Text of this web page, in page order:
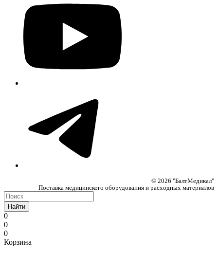
© 2026 "БалтМедикал"
Поставка медицинского оборудования и расходных материалов
Найти
0
0
0
Корзина